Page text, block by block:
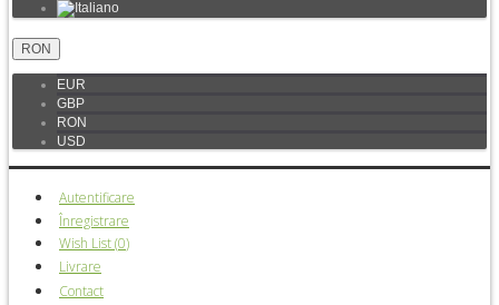
RON
EUR
GBP
RON
USD
Autentificare
Înregistrare
Wish List (0)
Livrare
Contact